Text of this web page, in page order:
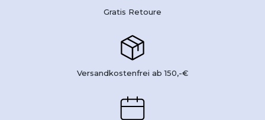
Gratis Retoure
Versandkostenfrei ab 150,-€